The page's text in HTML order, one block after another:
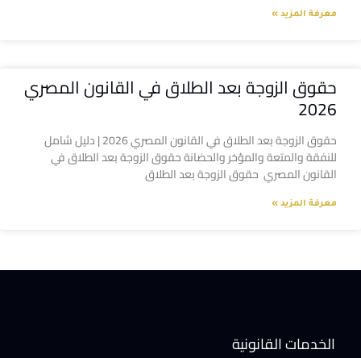
معرفة المزيد »
حقوق الزوجة بعد الطلاق في القانون المصري
2026
حقوق الزوجة بعد الطلاق في القانون المصري 2026 | دليل شامل
للنفقة والمتعة والمؤخر والحضانة حقوق الزوجة بعد الطلاق في
القانون المصري حقوق الزوجة بعد الطلاق
معرفة المزيد »
الخدمات القانونية